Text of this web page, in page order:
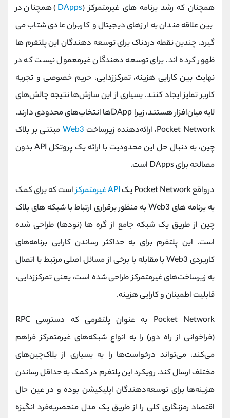
همچنان که رشد برنامه های غیرمتمرکز (DApps) همچنان در
بین علاقه مندان به ارزهای دیجیتال و کاربران عادی شتاب می
گیرد، چندین نقطه دردناک برای توسعه دهندگان این پلتفرم ها
ظهور کرده اند. برای توسعه دهندگان غیرمعمول نیست که در
نهایت بین کارایی هزینه، تمرکززدایی، حریم خصوصی و تجربه
کاربر تمایز ایجاد کنند. بسیاری از این سازش‌ها نتیجه چالش‌های
لایه میان‌افزار هستند، زیرا DAppها انتخاب‌های محدودی دارند.
Pocket Network، ارائه‌دهنده زیرساخت
Web3 مبتنی بر بلاک
چین، به دنبال حل این محدودیت با ارائه یک پروتکل API بدون
مصالحه برای DApps است.
درواقع Pocket Network یک
API غیرمتمرکز
است که برای کمک
به برنامه های Web3 به منظور برقراری ارتباط با شبکه های بلاک
چین از طریق یک شبکه جامع از گره ها (نودها) طراحی شده
است. این پلتفرم برای به حداکثر رساندن کارایی برنامه‌های
کاربردی Web3 با مقابله با برخی از مسائل اصلی مرتبط با اتصال
به زیرساخت‌های غیرمتمرکز طراحی شده است، یعنی تمرکززدایی،
قابلیت اطمینان و کارایی هزینه.
Pocket Network به عنوان پلتفرمی که دسترسی RPC
(فراخوانی از راه دور) را به انواع شبکه‌های غیرمتمرکز فراهم
می‌کند، می‌تواند درخواست‌ها را به بسیاری از بلاک‌چین‌های
مختلف ارسال کند. رویکرد این پلتفرم در کمک به حداقل رساندن
هزینه‌ها برای توسعه‌دهندگان اپلیکیشن بوده و در عین حال
اقتصاد رمزنگاری کلی را از طریق یک مدل منحصربه‌فرد انگیزه